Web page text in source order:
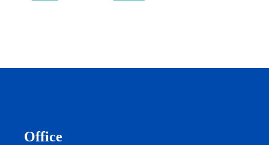
Office